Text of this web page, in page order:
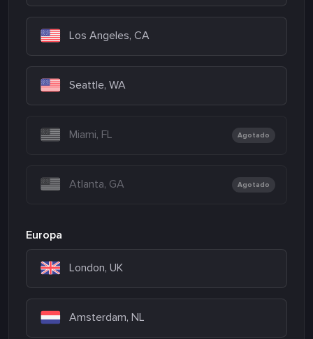
Los Angeles, CA
Seattle, WA
Miami, FL Agotado
Atlanta, GA Agotado
Europa
London, UK
Amsterdam, NL